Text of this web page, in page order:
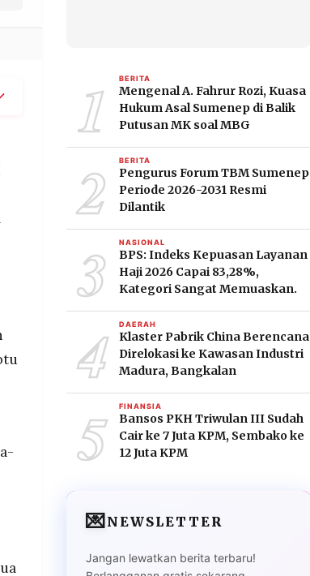
1 BERITA
Mengenal A. Fahrur Rozi, Kuasa
Hukum Asal Sumenep di Balik
Putusan MK soal MBG
2 BERITA
Pengurus Forum TBM Sumenep
Periode 2026-2031 Resmi
Dilantik
3 NASIONAL
BPS: Indeks Kepuasan Layanan
Haji 2026 Capai 83,28%,
Kategori Sangat Memuaskan.
4 DAERAH
Klaster Pabrik China Berencana
Direlokasi ke Kawasan Industri
Madura, Bangkalan
5 FINANSIA
Bansos PKH Triwulan III Sudah
Cair ke 7 Juta KPM, Sembako ke
12 Juta KPM
💌NEWSLETTER
Jangan lewatkan berita terbaru!